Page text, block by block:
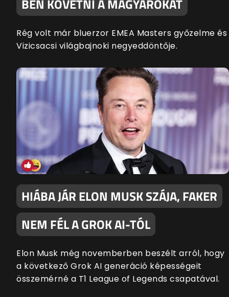
BEN KÖVETNI A MAGYAROKAT
Rég volt már bluerzor EMEA Masters győzelme és
Vizicsacsi világbajnoki negyeddöntője.
HIÁBA JÁR ELON MUSK SZÁJA, FAKER
NEM FÉL A GROK AI-TÓL
Elon Musk még novemberben beszélt arról, hogy
a következő Grok AI generáció képességeit
összemérné a T1 League of Legends csapatával.